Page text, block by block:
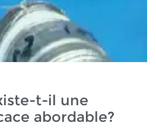
t-il une
abordable?